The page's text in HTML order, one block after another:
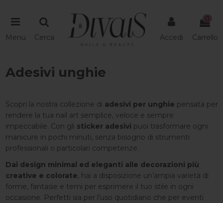
Menu Cerca Accedi
0
Carrello
Adesivi unghie
Scopri la nostra collezione di adesivi per unghie pensata per
rendere la tua nail art semplice, veloce e sempre
impeccabile. Con gli sticker adesivi puoi trasformare ogni
manicure in pochi minuti, senza bisogno di strumenti
professionali o particolari competenze.
Dai design minimal ed eleganti alle decorazioni più
creative e colorate, hai a disposizione un’ampia varietà di
forme, fantasie e temi per esprimere il tuo stile in ogni
occasione. Perfetti sia per l’uso quotidiano che per eventi